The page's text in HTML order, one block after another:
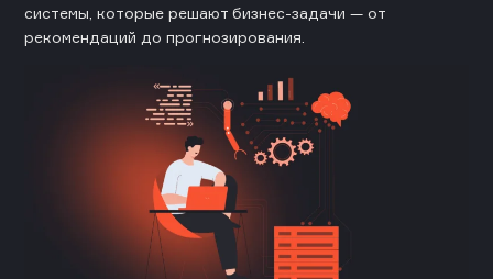
системы, которые решают бизнес-задачи — от
рекомендаций до прогнозирования.